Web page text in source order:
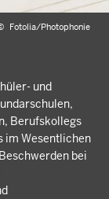
Fotolia/Photophonie
und
Berufskollegs
im Wesentlichen
bei